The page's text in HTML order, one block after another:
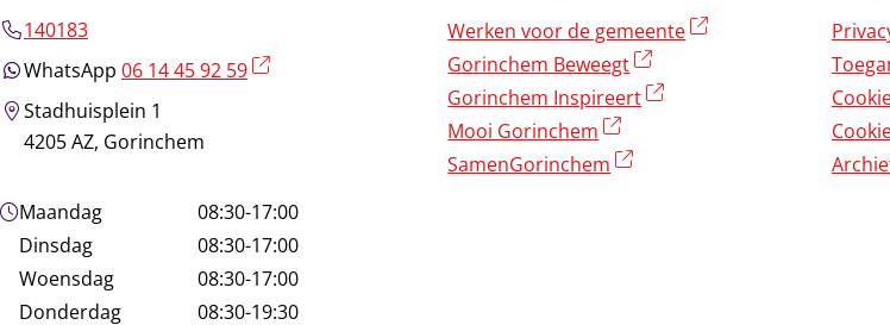
140183
WhatsApp 06 14 45 92 59
Stadhuisplein 1
4205 AZ, Gorinchem
Openingstijden
Maandag
08:30-17:00
Dinsdag
08:30-17:00
Woensdag
08:30-17:00
Donderdag
08:30-19:30
Werken voor de gemeente
(externe link)
Gorinchem Beweegt
Gorinchem Inspireert
Mooi Gorinchem
SamenGorinchem